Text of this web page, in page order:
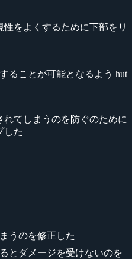
をよくするために下部をリ
ることが可能となるよう hut
てしまうのを防ぐのために
した
うのを修正した
とダメージを受けないのを